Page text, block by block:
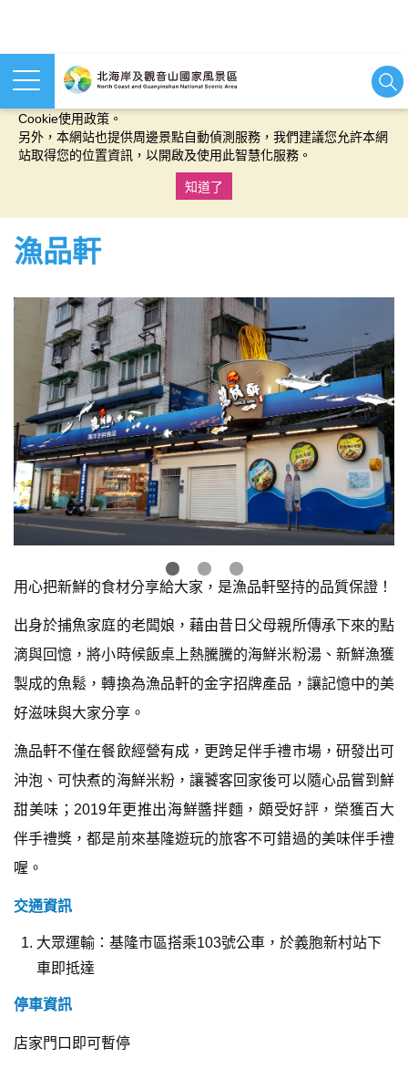
本網站使用cookies等相關技術以持續優化網站服務，並有助於為
Cookie使用政策。
另外，本網站也提供周邊景點自動偵測服務，我們建議您允許本網
站取得您的位置資訊，以開啟及使用此智慧化服務。
知道了
漁品軒
用心把新鮮的食材分享給大家，是漁品軒堅持的品質保證！
出身於捕魚家庭的老闆娘，藉由昔日父母親所傳承下來的點
滴與回憶，將小時候飯桌上熱騰騰的海鮮米粉湯、新鮮漁獲
製成的魚鬆，轉換為漁品軒的金字招牌產品，讓記憶中的美
好滋味與大家分享。
漁品軒不僅在餐飲經營有成，更跨足伴手禮市場，研發出可
沖泡、可快煮的海鮮米粉，讓饕客回家後可以隨心品嘗到鮮
甜美味；2019年更推出海鮮醬拌麵，頗受好評，榮獲百大
伴手禮獎，都是前來基隆遊玩的旅客不可錯過的美味伴手禮
喔。
交通資訊
大眾運輸：基隆市區搭乘103號公車，於義胞新村站下
車即抵達
停車資訊
店家門口即可暫停